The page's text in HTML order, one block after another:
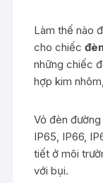
Làm thế nào
cho chiếc
những chiếc
hợp kim
Vỏ đèn
IP65, IP66,
tiết ở môi
với bụi.